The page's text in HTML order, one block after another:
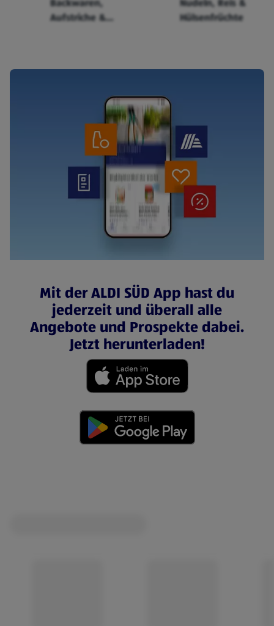
Aufstriche &
Hülsenfrüchte
Mit der ALDI SÜD App hast du
jederzeit und überall alle
Angebote und Prospekte dabei.
Jetzt herunterladen!